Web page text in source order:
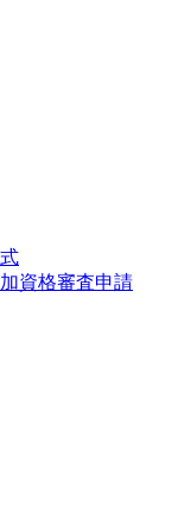
資格審査申請